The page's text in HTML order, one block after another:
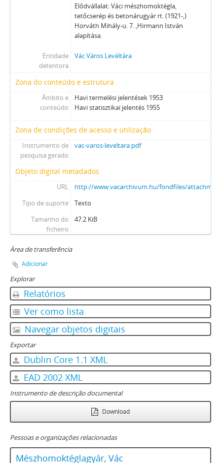
Elődvállalat: Váci mészhomoktégla,
tetőcserép és betonárugyár rt. (1921-,)
Horváth Mihály-u. 7. ,Hirmann István
alapítása.
Entidade
detentora
Vác Város Levéltára
Zona do conteúdo e estrutura
Âmbito e
conteúdo
Havi termelési jelentések 1953
Havi statisztikai jelentés 1955
Zona de condições de acesso e utilização
Instrumento de
pesquisa gerado
vac-varos-leveltara.pdf
Objeto digital metadados
URL
http://www.vacarchivum.hu/fondfiles/
Tipo de suporte
Texto
Tamanho do
ficheiro
47.2 KiB
Área de transferência
Adicionar
Explorar
Relatórios
Ver como lista
Navegar objetos digitais
Exportar
Dublin Core 1.1 XML
EAD 2002 XML
Instrumento de descrição documental
Download
Pessoas e organizações relacionadas
Mészhomoktéglagyár, Vác